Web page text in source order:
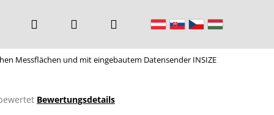
Suchen Warenkorb
Messflächen und mit eingebautem Datensender INSIZE
Bewertungsdetails